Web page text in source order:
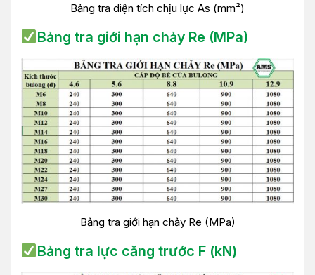
Bảng tra diện tích chịu lực As (mm²)
Bảng tra giới hạn chảy Re (MPa)
Bảng tra giới hạn chảy Re (MPa)
Bảng tra lực căng trước F (kN)